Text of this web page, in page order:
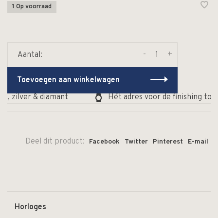
1 Op voorraad
Aantal: +
-
Toevoegen aan winkelwagen
zilver & diamant
Hét adres voor de finishing
Deel dit product: Facebook Twitter Pinterest E-mail
Horloges